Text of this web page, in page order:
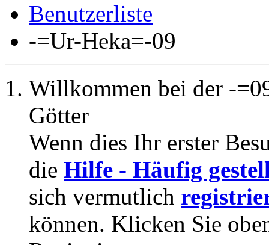
Benutzerliste
-=Ur-Heka=-09
Willkommen bei der -
Götter
Wenn dies Ihr erster
die Hilfe - Häufig
sich vermutlich
können. Klicken Sie